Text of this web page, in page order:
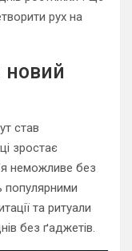
рух на
новий
став
зростає
неможливе без
популярними
та ритуали
без ґаджетів.